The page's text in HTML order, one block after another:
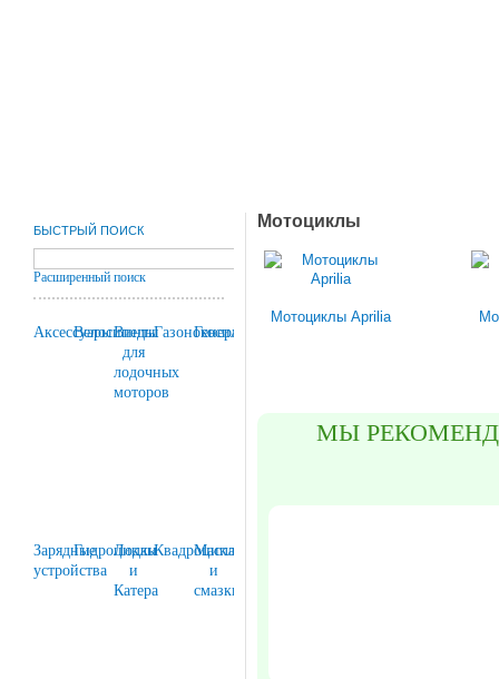
БЫСТРЫЙ ПОИСК
Расширенный поиск
АксессуарыВелосипеды
Винты
для
лодочных
моторов
Газонокосилки
Генераторы
Зарядные
устройства
Гидроциклы
Лодки
и
Катера
Квадроциклы
Масла
и
смазки
Мотоциклы
Мотоциклы Aprilia
МЫ